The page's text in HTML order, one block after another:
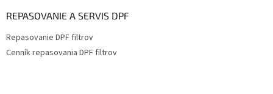
REPASOVANIE A SERVIS DPF
Repasovanie DPF filtrov
Cenník repasovania DPF filtrov